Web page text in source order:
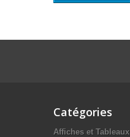
Catégories
Affiches et Tableaux